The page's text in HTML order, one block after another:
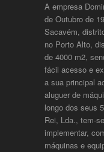
A empresa
de Outubro de
Sacavém,
no Porto Alto,
de 4000 m2,
fácil acesso e
a sua principal
aluguer de
longo dos seus
Rei, Lda., tem-
implementar,
máquinas e